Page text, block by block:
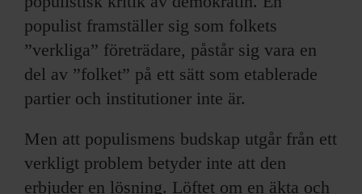
populist framställer sig som folkets
”verkliga” företrädare, påstår sig vara en
del av ”folket” på ett sätt som etablerade
partier och institutioner inte är.
Men att populismens budskap utgår från ett
verkligt problem betyder inte att den
erbjuder en lösning. Löftet om en äkta och